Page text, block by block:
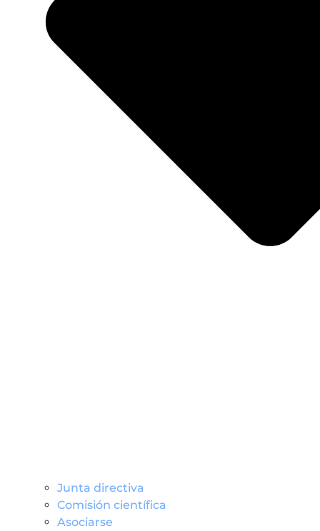
Junta directiva
Comisión científica
Asociarse